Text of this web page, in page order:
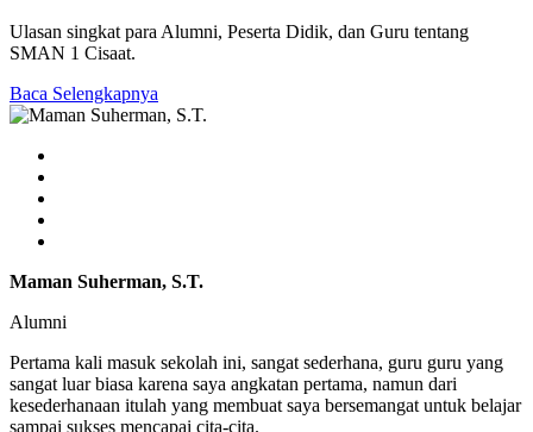
Ulasan singkat para Alumni, Peserta Didik, dan Guru tentang
SMAN 1 Cisaat.
Baca Selengkapnya
Maman Suherman, S.T.
Alumni
Pertama kali masuk sekolah ini, sangat sederhana, guru guru yang
sangat luar biasa karena saya angkatan pertama, namun dari
kesederhanaan itulah yang membuat saya bersemangat untuk belajar
sampai sukses mencapai cita-cita.